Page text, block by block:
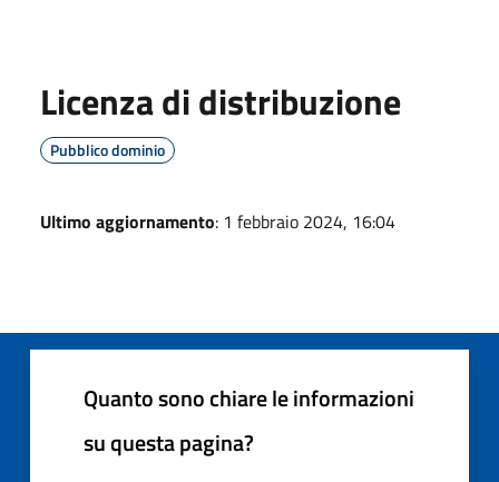
Licenza di distribuzione
Pubblico dominio
Ultimo aggiornamento: 1 febbraio 2024, 16:04
Quanto sono chiare le informazioni
su questa pagina?